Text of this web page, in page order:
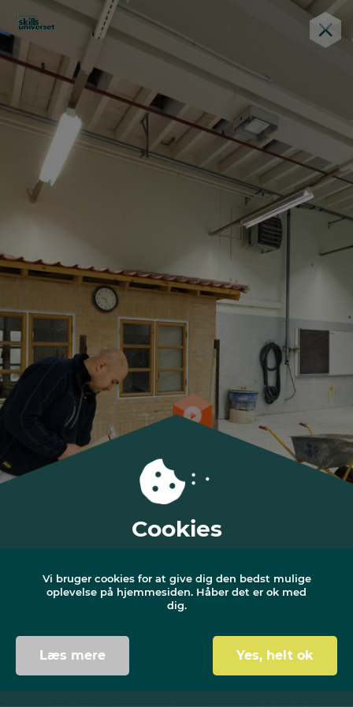
Cookies
Vi bruger cookies for at give dig den bedst mulige
oplevelse på hjemmesiden. Håber det er ok med
dig.
Læs mere Yes, helt ok